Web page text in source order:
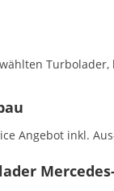
Angebot inkl.